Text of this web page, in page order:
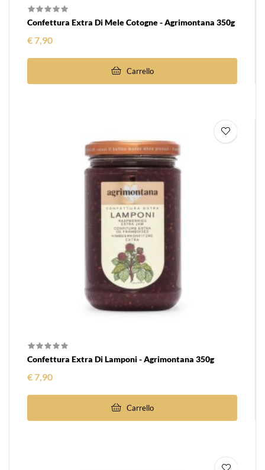
Confettura Extra Di Mele Cotogne - Agrimontana 350g
Prezzo
€ 7,90
Carrello
Confettura Extra Di Lamponi - Agrimontana 350g
Prezzo
€ 7,90
Carrello